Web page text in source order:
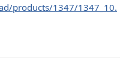
products/1347/1347_10.